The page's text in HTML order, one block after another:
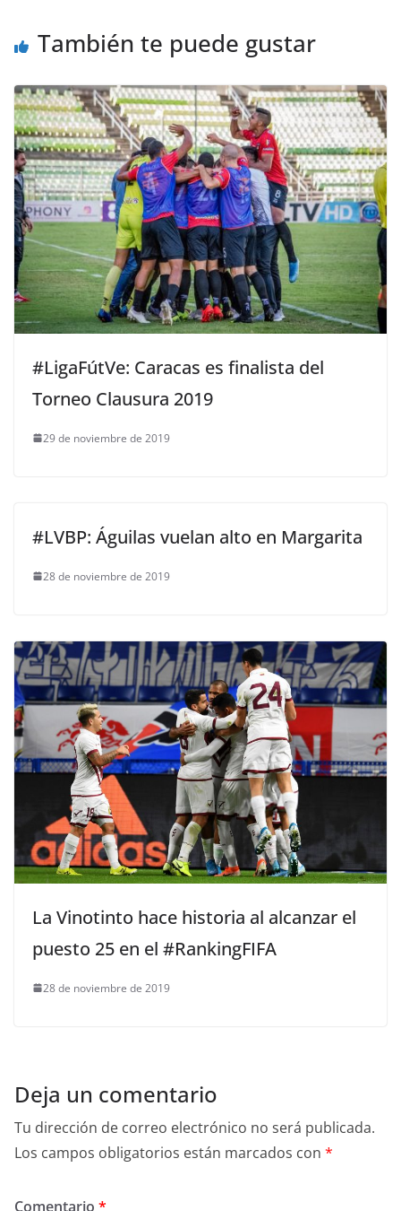
También te puede gustar
#LigaFútVe: Caracas es finalista del
Torneo Clausura 2019
29 de noviembre de 2019
#LVBP: Águilas vuelan alto en Margarita
28 de noviembre de 2019
La Vinotinto hace historia al alcanzar el
puesto 25 en el #RankingFIFA
28 de noviembre de 2019
Deja un comentario
Tu dirección de correo electrónico no será publicada.
Los campos obligatorios están marcados con *
Comentario *